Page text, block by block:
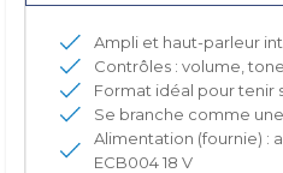
Ampli et haut-parleur
Contrôles : volume,
Format idéal pour tenir
Se branche comme
Alimentation (fournie) :
ECB004 18 V